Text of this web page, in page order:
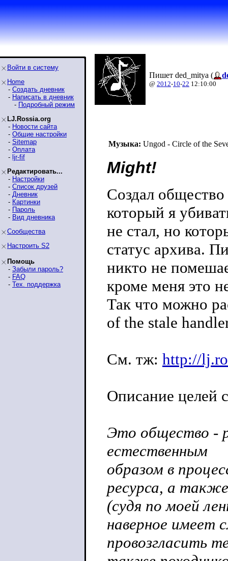
Войти в систему
Home
- Создать дневник
- Написать в дневник
- Подробный режим
LJ.Rossia.org
- Новости сайта
- Общие настройки
- Sitemap
- Оплата
- ljr-fif
Редактировать...
- Настройки
- Список друзей
- Дневник
- Картинки
- Пароль
- Вид дневника
Сообщества
Настроить S2
Помощь
- Забыли пароль?
- FAQ
- Тех. поддержка
Пишет ded_mitya (
@ 2012-10-22 12:10:00
Музыка: Ungod - Circle of the
Might!
Создал общество
который я
не стал, но
статус архива.
никто не
кроме меня это
Так что можно
of the stale
См. тж: http://
Описание целей
Это общество -
естественным
образом в
ресурса, а
(судя по моей
наверное имеет
провозгласить